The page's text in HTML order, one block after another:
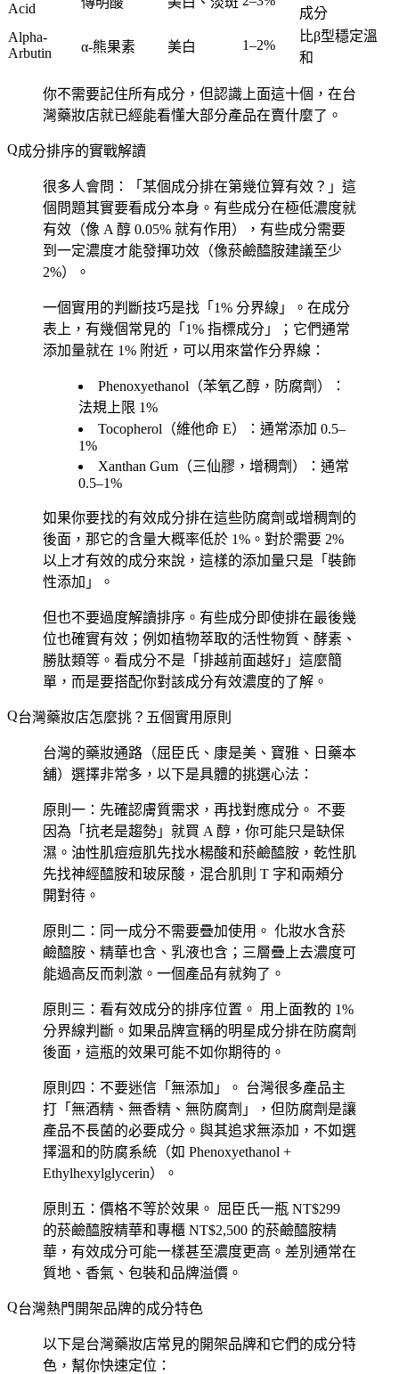
Acid
成分
Alpha-
Arbutin
α-熊果素 美白 1–2%
比β型穩定溫
和
你不需要記住所有成分，但認識上面這十個，在台
灣藥妝店就已經能看懂大部分產品在賣什麼了。
成分排序的實戰解讀
很多人會問：「某個成分排在第幾位算有效？」這
個問題其實要看成分本身。有些成分在極低濃度就
有效（像 A 醇 0.05% 就有作用），有些成分需要
到一定濃度才能發揮功效（像菸鹼醯胺建議至少
2%）。
一個實用的判斷技巧是找「1% 分界線」。在成分
表上，有幾個常見的「1% 指標成分」；它們通常
添加量就在 1% 附近，可以用來當作分界線：
Phenoxyethanol （苯氧乙醇，防腐劑）：
法規上限 1%
Tocopherol （維他命 E）：通常添加 0.5–
1%
Xanthan Gum （三仙膠，增稠劑）：通常
0.5–1%
如果你要找的有效成分排在這些防腐劑或增稠劑的
後面，那它的含量大概率低於 1%。對於需要 2%
以上才有效的成分來說，這樣的添加量只是「裝飾
性添加」。
但也不要過度解讀排序。有些成分即使排在最後幾
位也確實有效；例如植物萃取的活性物質、酵素、
勝肽類等。看成分不是「排越前面越好」這麼簡
單，而是要搭配你對該成分有效濃度的了解。
台灣藥妝店怎麼挑？五個實用原則
台灣的藥妝通路（屈臣氏、康是美、寶雅、日藥本
舖）選擇非常多，以下是具體的挑選心法：
原則一：先確認膚質需求，再找對應成分。 不要
因為「抗老是趨勢」就買 A 醇，你可能只是缺保
濕。油性肌痘痘肌先找水楊酸和菸鹼醯胺，乾性肌
先找神經醯胺和玻尿酸，混合肌則 T 字和兩頰分
開對待。
原則二：同一成分不需要疊加使用。 化妝水含菸
鹼醯胺、精華也含、乳液也含；三層疊上去濃度可
能過高反而刺激。一個產品有就夠了。
原則三：看有效成分的排序位置。 用上面教的 1%
分界線判斷。如果品牌宣稱的明星成分排在防腐劑
後面，這瓶的效果可能不如你期待的。
原則四：不要迷信「無添加」。 台灣很多產品主
打「無酒精、無香精、無防腐劑」，但防腐劑是讓
產品不長菌的必要成分。與其追求無添加，不如選
擇溫和的防腐系統（如 Phenoxyethanol +
Ethylhexylglycerin）。
原則五：價格不等於效果。 屈臣氏一瓶 NT$299
的菸鹼醯胺精華和專櫃 NT$2,500 的菸鹼醯胺精
華，有效成分可能一樣甚至濃度更高。差別通常在
質地、香氣、包裝和品牌溢價。
台灣熱門開架品牌的成分特色
以下是台灣藥妝店常見的開架品牌和它們的成分特
色，幫你快速定位：